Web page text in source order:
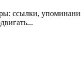
ссылки,